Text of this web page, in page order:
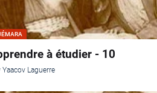
à étudier - 10
Yaacov Laguerre